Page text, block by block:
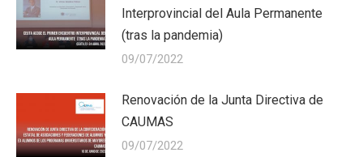
Interprovincial del Aula Permanente
(tras la pandemia)
09/07/2022
Renovación de la Junta Directiva de
CAUMAS
09/07/2022